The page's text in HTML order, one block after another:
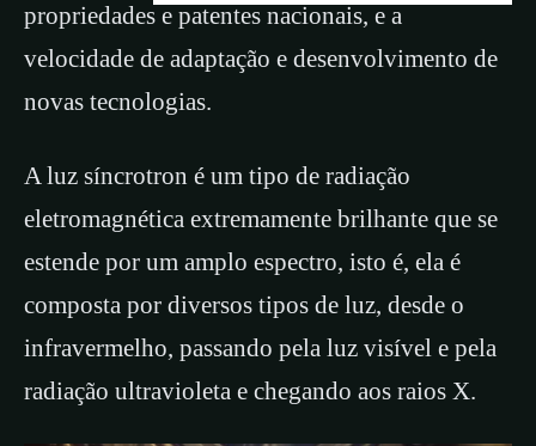
propriedades e patentes nacionais, e a
velocidade de adaptação e desenvolvimento de
novas tecnologias.
A luz síncrotron é um tipo de radiação
eletromagnética extremamente brilhante que se
estende por um amplo espectro, isto é, ela é
composta por diversos tipos de luz, desde o
infravermelho, passando pela luz visível e pela
radiação ultravioleta e chegando aos raios X.